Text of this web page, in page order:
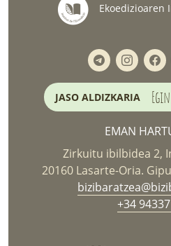
Ekoedizioaren
JASO ALDIZKARIA
EMAN
Zirkuitu ibilbidea 2,
20160 Lasarte-Oria.
+34